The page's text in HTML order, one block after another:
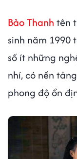
Bảo Thanh tên
sinh năm 1990
số ít những
nhí, có nền
phong độ ổn